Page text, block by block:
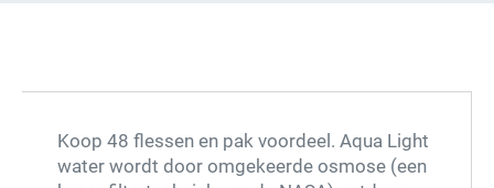
Koop 48 flessen en pak voordeel. Aqua Light
water wordt door omgekeerde osmose (een